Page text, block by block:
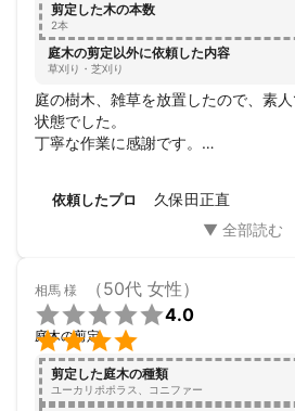
剪定した木の本数
2本
庭木の剪定以外に依頼した内容
草刈り・芝刈り
庭の樹木、雑草を放置したので、素
状態でした。
丁寧な作業に感謝です。
定期的に、作業をお願いしたいくらい
依頼したプロ 久保田正直
相馬 様 （50代 女性）


4.0
庭木の剪定
剪定した庭木の種類
ユーカリポポラス、コニファー